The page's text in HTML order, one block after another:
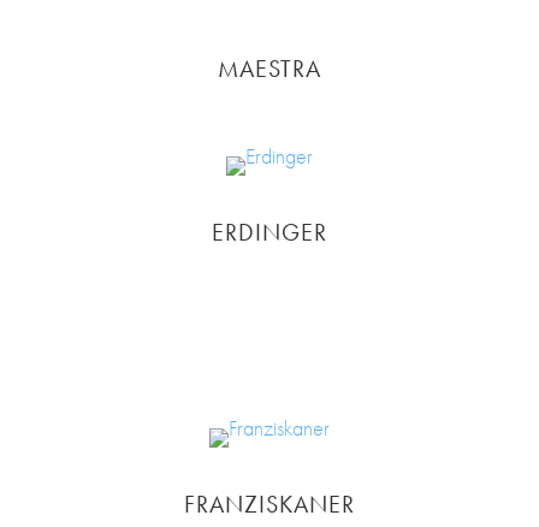
MAESTRA
ERDINGER
FRANZISKANER